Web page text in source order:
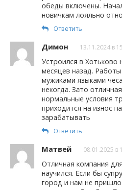
обеды включены.
новичкам лояльно
Ответить
Димон 13.11.2024 в
Устроился в Хотьково
месяцев назад.
мужиками языками
некогда. Зато
нормальные условия
приходится на износ
зарабатывать
Ответить
Матвей 08.01.2025 в
Отличная компания
научился. Если бы
город и нам не